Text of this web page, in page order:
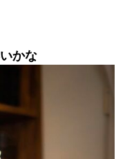
かな